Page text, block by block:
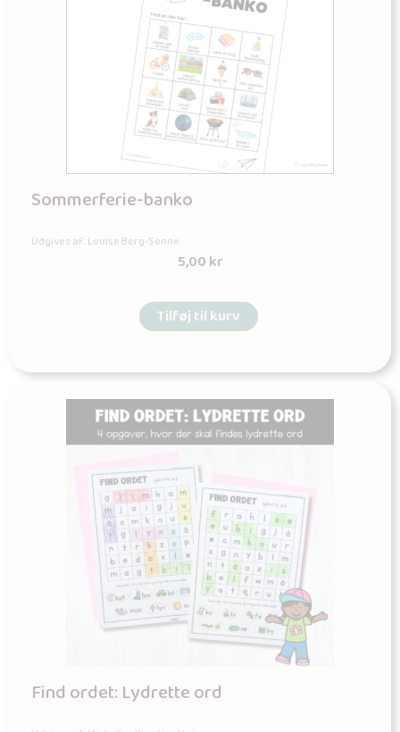
Sommerferie-banko
Udgives af: Louise Berg-Sonne
5,00kr
Tilføj til kurv
Find ordet: Lydrette ord